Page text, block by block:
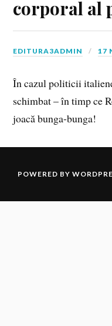
corporal al
EDITURA3ADMIN 17
În cazul politicii
schimbat – în timp ce
joacă bunga-bunga!
POWERED BY